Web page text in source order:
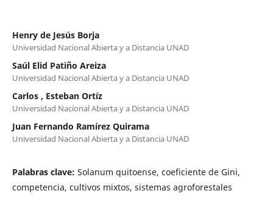
Henry de Jesús Borja
Universidad Nacional Abierta y a Distancia UNAD
Saúl Elid Patiño Areiza
Universidad Nacional Abierta y a Distancia UNAD
Carlos , Esteban Ortíz
Universidad Nacional Abierta y a Distancia UNAD
Juan Fernando Ramírez Quirama
Universidad Nacional Abierta y a Distancia UNAD
Palabras clave: Solanum quitoense, coeficiente de Gini,
competencia, cultivos mixtos, sistemas agroforestales